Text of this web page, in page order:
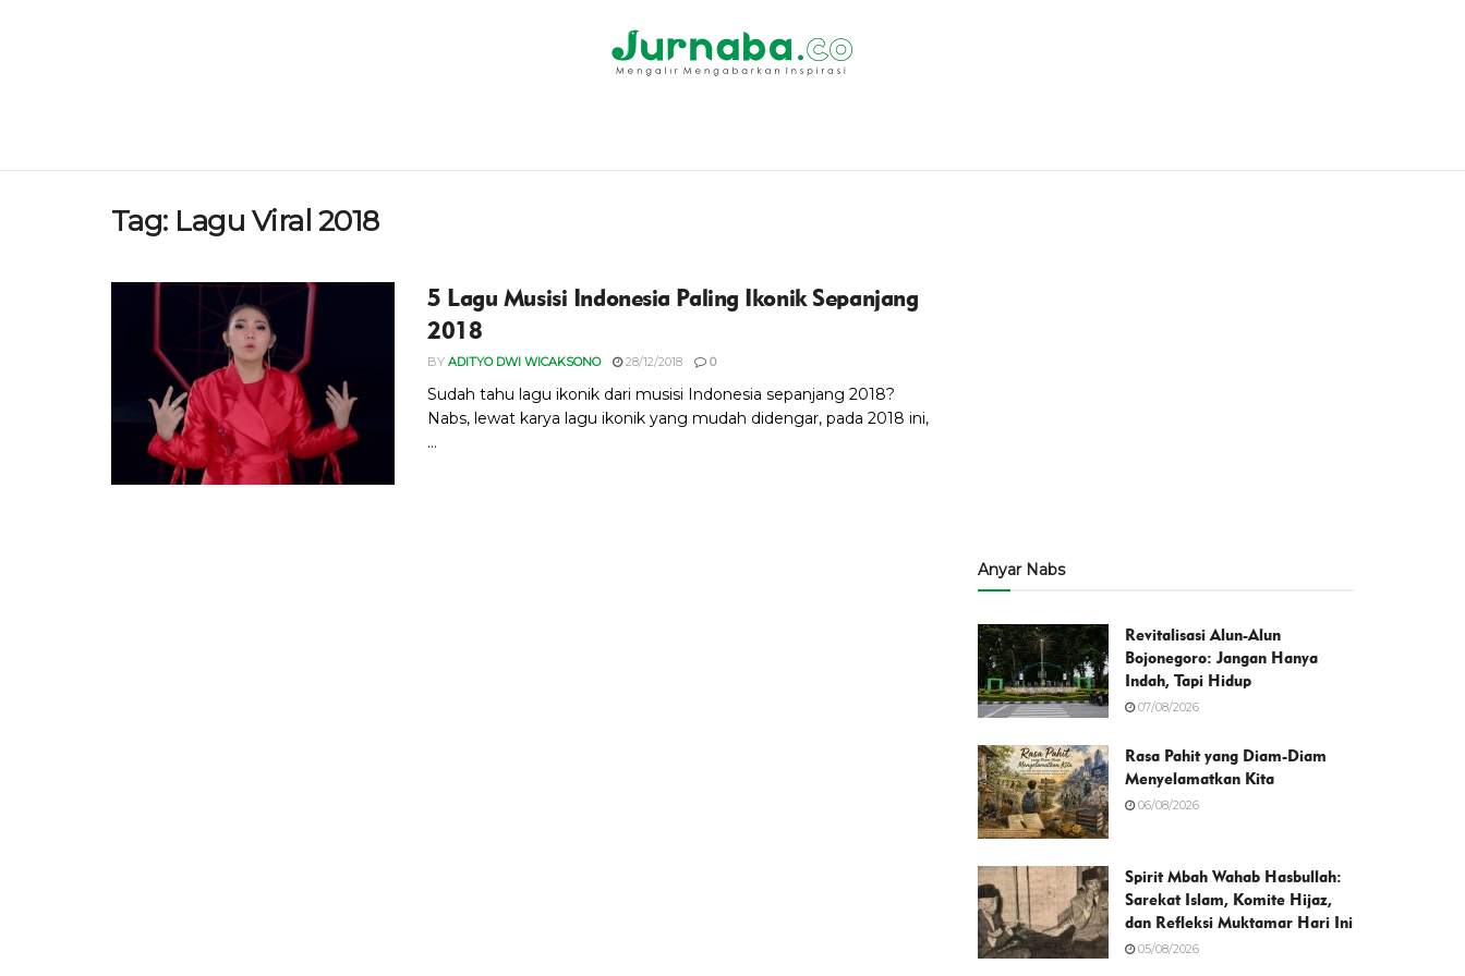
Tag: Lagu Viral 2018
5 Lagu Musisi Indonesia Paling Ikonik Sepanjang
2018
BY ADITYO DWI WICAKSONO 28/12/2018 0
Sudah tahu lagu ikonik dari musisi Indonesia sepanjang 2018?
Nabs, lewat karya lagu ikonik yang mudah didengar, pada 2018 ini,
...
Anyar Nabs
Revitalisasi Alun-Alun
Bojonegoro: Jangan Hanya
Indah, Tapi Hidup
07/08/2026
Rasa Pahit yang Diam-Diam
Menyelamatkan Kita
06/08/2026
Spirit Mbah Wahab Hasbullah:
Sarekat Islam, Komite Hijaz,
dan Refleksi Muktamar Hari Ini
05/08/2026